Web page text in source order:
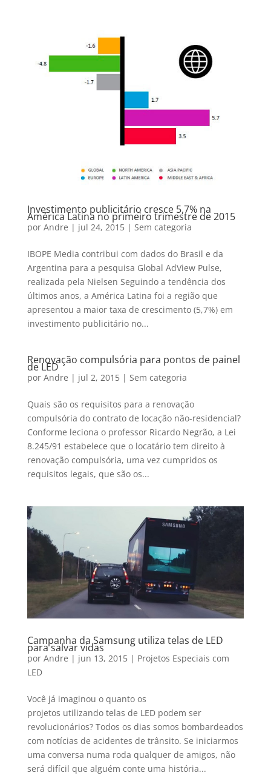
Investimento publicitário cresce 5,7% na
América Latina no primeiro trimestre de 2015
por Andre | jul 24, 2015| Sem categoria
IBOPE Media contribui com dados do Brasil e da
Argentina para a pesquisa Global AdView Pulse,
realizada pela Nielsen Seguindo a tendência dos
últimos anos, a América Latina foi a região que
apresentou a maior taxa de crescimento (5,7%) em
investimento publicitário no...
Renovação compulsória para pontos de painel
de LED
por Andre | jul 2, 2015| Sem categoria
Quais são os requisitos para a renovação
compulsória do contrato de locação não-residencial?
Conforme leciona o professor Ricardo Negrão, a Lei
8.245/91 estabelece que o locatário tem direito à
renovação compulsória, uma vez cumpridos os
requisitos legais, que são os...
Campanha da Samsung utiliza telas de LED
para salvar vidas
por Andre | jun 13, 2015| Projetos Especiais com
LED
Você já imaginou o quanto os
projetos utilizando telas de LED podem ser
revolucionários? Todos os dias somos bombardeados
com notícias de acidentes de trânsito. Se iniciarmos
uma conversa numa roda qualquer de amigos, não
será difícil que alguém conte uma história...